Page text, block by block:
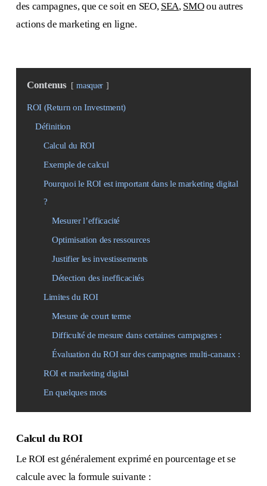
des campagnes, que ce soit en SEO, SEA, SMOou autres
actions de marketing en ligne.
Contenus masquer
ROI (Return on Investment)
Définition
Calcul du ROI
Exemple de calcul
Pourquoi le ROI est important dans le marketing digital
?
Mesurer l’efficacité
Optimisation des ressources
Justifier les investissements
Détection des inefficacités
Limites du ROI
Mesure de court terme
Difficulté de mesure dans certaines campagnes :
Évaluation du ROI sur des campagnes multi-canaux :
ROI et marketing digital
En quelques mots
Calcul du ROI
Le ROI est généralement exprimé en pourcentage et se
calcule avec la formule suivante :